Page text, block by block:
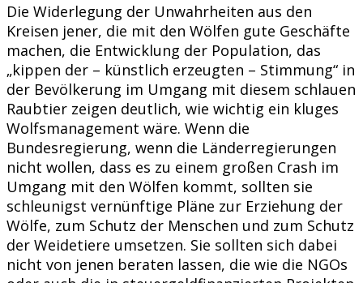
Die Widerlegung der Unwahrheiten aus den
Kreisen jener, die mit den Wölfen gute Geschäfte
machen, die Entwicklung der Population, das
„kippen der – künstlich erzeugten – Stimmung“ in
der Bevölkerung im Umgang mit diesem schlauen
Raubtier zeigen deutlich, wie wichtig ein kluges
Wolfsmanagement wäre. Wenn die
Bundesregierung, wenn die Länderregierungen
nicht wollen, dass es zu einem großen Crash im
Umgang mit den Wölfen kommt, sollten sie
schleunigst vernünftige Pläne zur Erziehung der
Wölfe, zum Schutz der Menschen und zum Schutz
der Weidetiere umsetzen. Sie sollten sich dabei
nicht von jenen beraten lassen, die wie die NGOs